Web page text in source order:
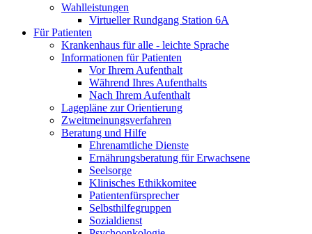
Wahlleistungen
Virtueller Rundgang Station 6A
Für Patienten
Krankenhaus für alle - leichte Sprache
Informationen für Patienten
Vor Ihrem Aufenthalt
Während Ihres Aufenthalts
Nach Ihrem Aufenthalt
Lagepläne zur Orientierung
Zweitmeinungsverfahren
Beratung und Hilfe
Ehrenamtliche Dienste
Ernährungsberatung für Erwachsene
Seelsorge
Klinisches Ethikkomitee
Patientenfürsprecher
Selbsthilfegruppen
Sozialdienst